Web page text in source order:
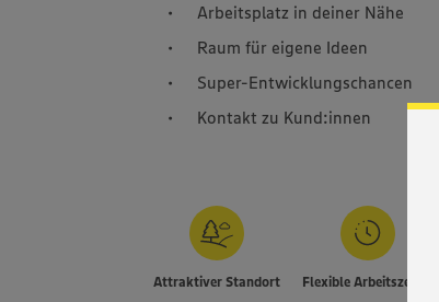
Arbeitsplatz in deiner Nähe
Raum für eigene Ideen
Super-Entwicklungschancen
Kontakt zu Kund:innen
Attraktiver Standort Flexible Arbeitszeiten